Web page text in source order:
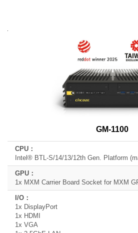
Expansion
GM-1100
Intel® BTL-S/14/13/12th Gen. Platform
1x MXM Carrier Board Socket for MXM
1x DisplayPort
1x HDMI
1x VGA